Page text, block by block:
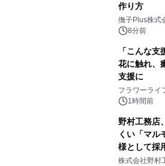
作り方
撫子Plus株式
8分前
「こんな支
花に触れ、
支援に
フラワーライ
1時間前
野村工務店
くい「マル
様として採
こだわる」
株式会社野村